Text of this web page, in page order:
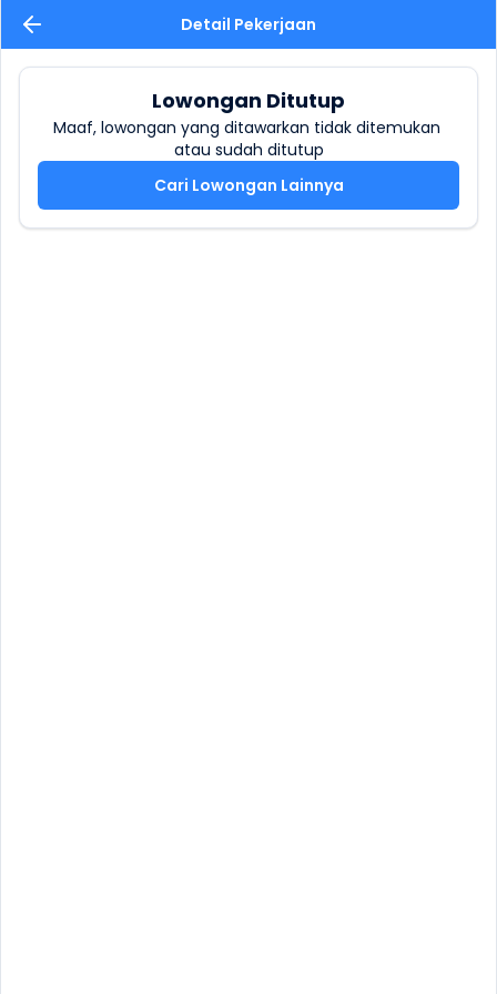
Detail Pekerjaan
Lowongan Ditutup
Maaf, lowongan yang ditawarkan tidak ditemukan
atau sudah ditutup
Cari Lowongan Lainnya